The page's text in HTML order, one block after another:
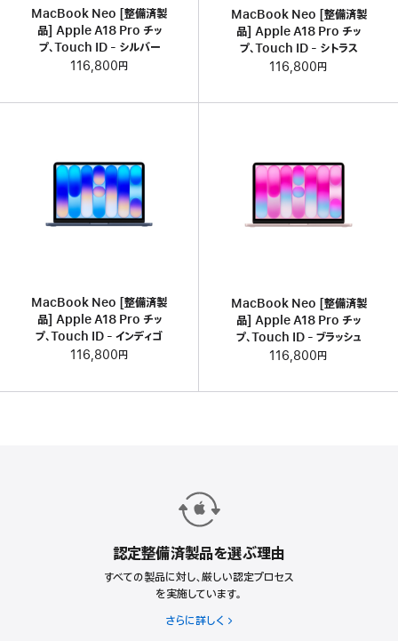
MacBook Neo [整備済製
品] Apple A18 Pro チッ
プ、Touch ID - シルバー
116,800円
MacBook Neo [整備済製
品] Apple A18 Pro チッ
プ、Touch ID - シトラス
116,800円
MacBook Neo [整備済製
品] Apple A18 Pro チッ
プ、Touch ID - インディゴ
116,800円
MacBook Neo [整備済製
品] Apple A18 Pro チッ
プ、Touch ID - ブラッシュ
116,800円
認定整備済製品を選ぶ理由
すべての製品に対し、厳しい認定プロセス
を実施しています。
さらに詳しく 認